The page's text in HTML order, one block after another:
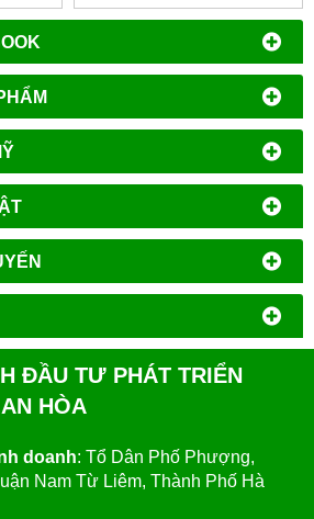
ĐẦU TƯ PHÁT TRIỂN
HÒA
doanh: Tổ Dân Phố Phượng,
Nam Từ Liêm, Thành Phố Hà